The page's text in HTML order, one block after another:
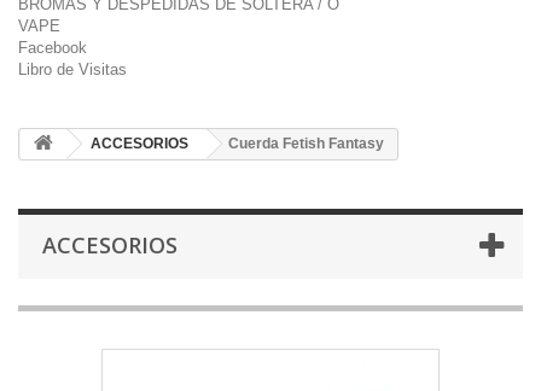
BROMAS Y DESPEDIDAS DE SOLTERA / O
VAPE
Facebook
Libro de Visitas
ACCESORIOS Cuerda Fetish Fantasy
ACCESORIOS